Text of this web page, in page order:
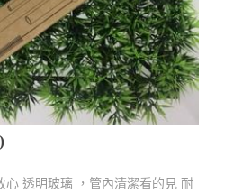
心 透明玻璃 ，管內清潔看的見 耐